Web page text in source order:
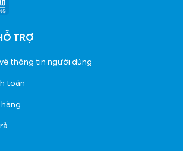
TRỢ
thông tin người dùng
toán